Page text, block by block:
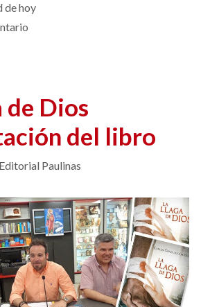
de hoy
de Dios
del libro
Editorial Paulinas